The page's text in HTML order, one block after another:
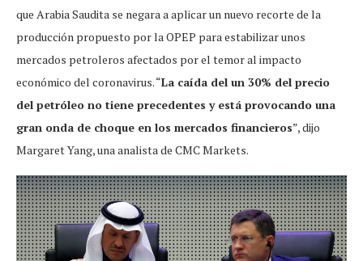
que Arabia Saudita se negara a aplicar un nuevo recorte de la
producción propuesto por la OPEP para estabilizar unos
mercados petroleros afectados por el temor al impacto
económico del coronavirus. “La caída del un 30% del precio
del petróleo no tiene precedentes y está provocando una
gran onda de choque en los mercados financieros”, dijo
Margaret Yang, una analista de CMC Markets.